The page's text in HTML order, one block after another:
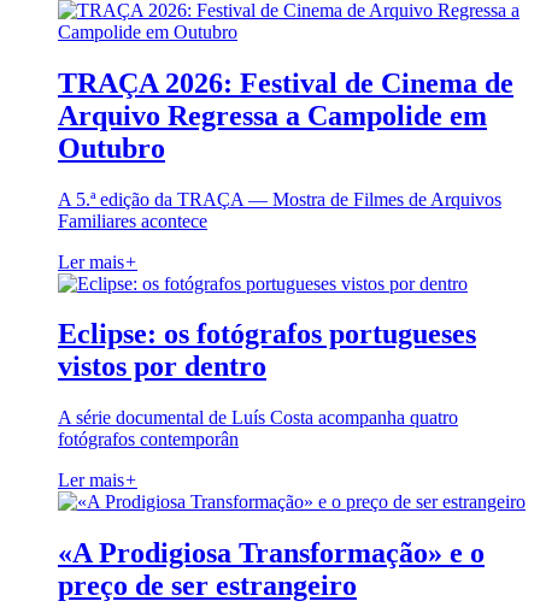
TRAÇA 2026: Festival de Cinema de
Arquivo Regressa a Campolide em
Outubro
A 5.ª edição da TRAÇA — Mostra de Filmes de Arquivos
Familiares acontece
Ler mais+
Eclipse: os fotógrafos portugueses
vistos por dentro
A série documental de Luís Costa acompanha quatro
fotógrafos contemporân
Ler mais+
«A Prodigiosa Transformação» e o
preço de ser estrangeiro